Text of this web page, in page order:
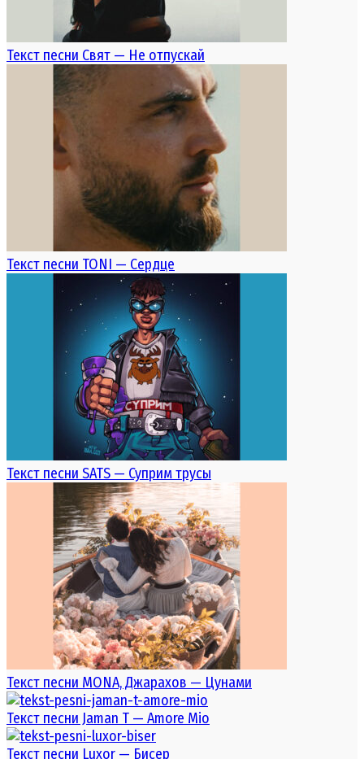
Текст песни Свят — Не отпускай
Текст песни TONI — Сердце
Текст песни SATS — Суприм трусы
Текст песни MONA, Джарахов — Цунами
Текст песни Jaman T — Amore Mio
Текст песни Luxor — Бисер